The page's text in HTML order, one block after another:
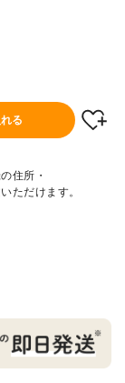
る
住所・
ただけます。